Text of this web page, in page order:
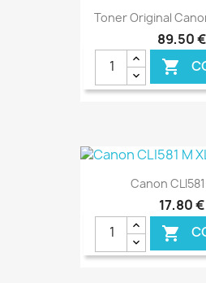
Toner Original
89,50 €

Canon
17,80 €
